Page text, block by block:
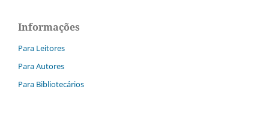
Informações
Para Leitores
Para Autores
Para Bibliotecários